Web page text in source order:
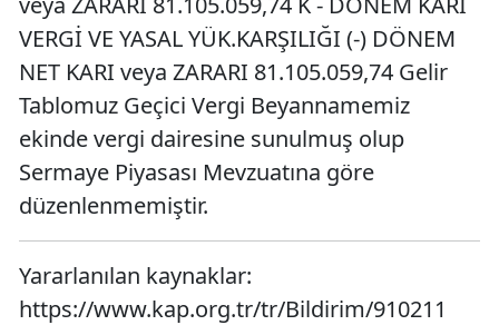
VERGİ VE YASAL YÜK.KARŞILIĞI (-) DÖNEM
NET KARI veya ZARARI 81.105.059,74 Gelir
Tablomuz Geçici Vergi Beyannamemiz
ekinde vergi dairesine sunulmuş olup
Sermaye Piyasası Mevzuatına göre
düzenlenmemiştir.
Yararlanılan kaynaklar:
https://www.kap.org.tr/tr/Bildirim/910211